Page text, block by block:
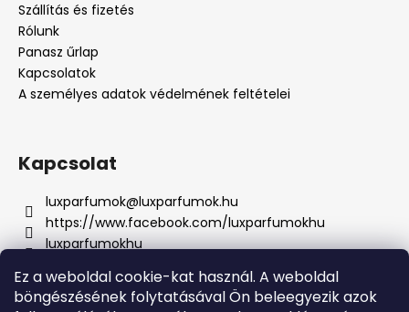
Ez a weboldal cookie-kat használ. A weboldal
böngészésének folytatásával Ön beleegyezik azok
Szállítás és fizetés
Rólunk
Panasz űrlap
Kapcsolatok
A személyes adatok védelmének feltételei
Kapcsolat
luxparfumok@luxparfumok.hu
https://www.facebook.com/luxparfumokhu
luxparfumokhu